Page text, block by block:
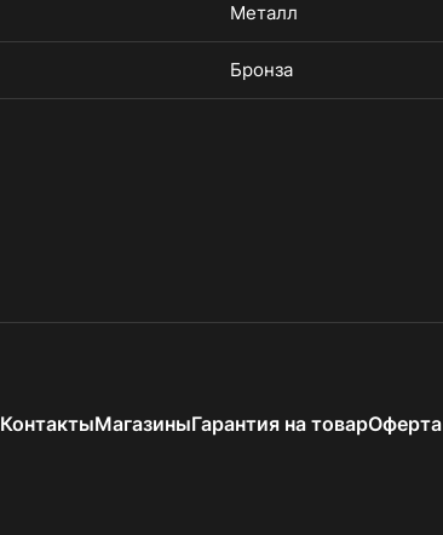
Металл
Бронза
КонтактыМагазиныГарантия на товарОферта